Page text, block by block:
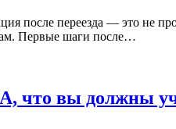
после переезда — это не
Первые шаги после…
что вы должны